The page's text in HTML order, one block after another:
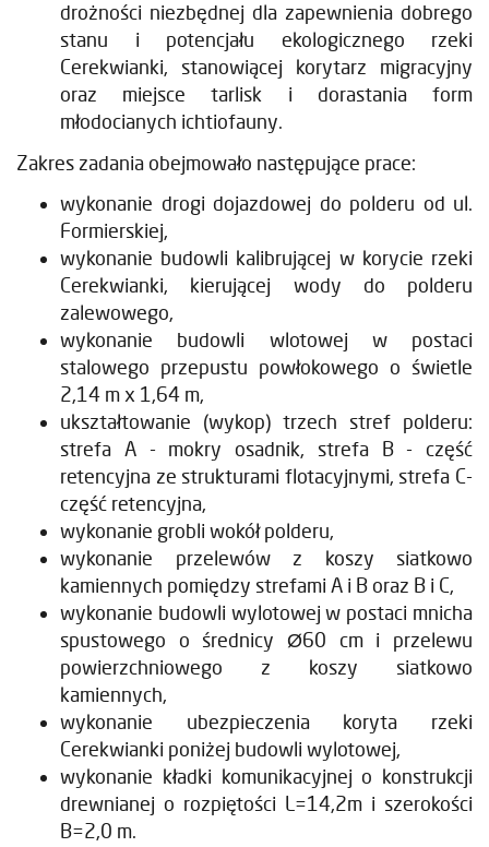
drożności niezbędnej dla zapewnienia dobrego
stanu i potencjału ekologicznego rzeki
Cerekwianki, stanowiącej korytarz migracyjny
oraz miejsce tarlisk i dorastania form
młodocianych ichtiofauny.
Zakres zadania obejmowało następujące prace:
wykonanie drogi dojazdowej do polderu od ul.
Formierskiej,
wykonanie budowli kalibrującej w korycie rzeki
Cerekwianki, kierującej wody do polderu
zalewowego,
wykonanie budowli wlotowej w postaci
stalowego przepustu powłokowego o świetle
2,14 m x 1,64 m,
ukształtowanie (wykop) trzech stref polderu:
strefa A - mokry osadnik, strefa B - część
retencyjna ze strukturami flotacyjnymi, strefa C-
część retencyjna,
wykonanie grobli wokół polderu,
wykonanie przelewów z koszy siatkowo
kamiennych pomiędzy strefami A i B oraz B i C,
wykonanie budowli wylotowej w postaci mnicha
spustowego o średnicy Ø60 cm i przelewu
powierzchniowego z koszy siatkowo
kamiennych,
wykonanie ubezpieczenia koryta rzeki
Cerekwianki poniżej budowli wylotowej,
wykonanie kładki komunikacyjnej o konstrukcji
drewnianej o rozpiętości L=14,2m i szerokości
B=2,0 m.